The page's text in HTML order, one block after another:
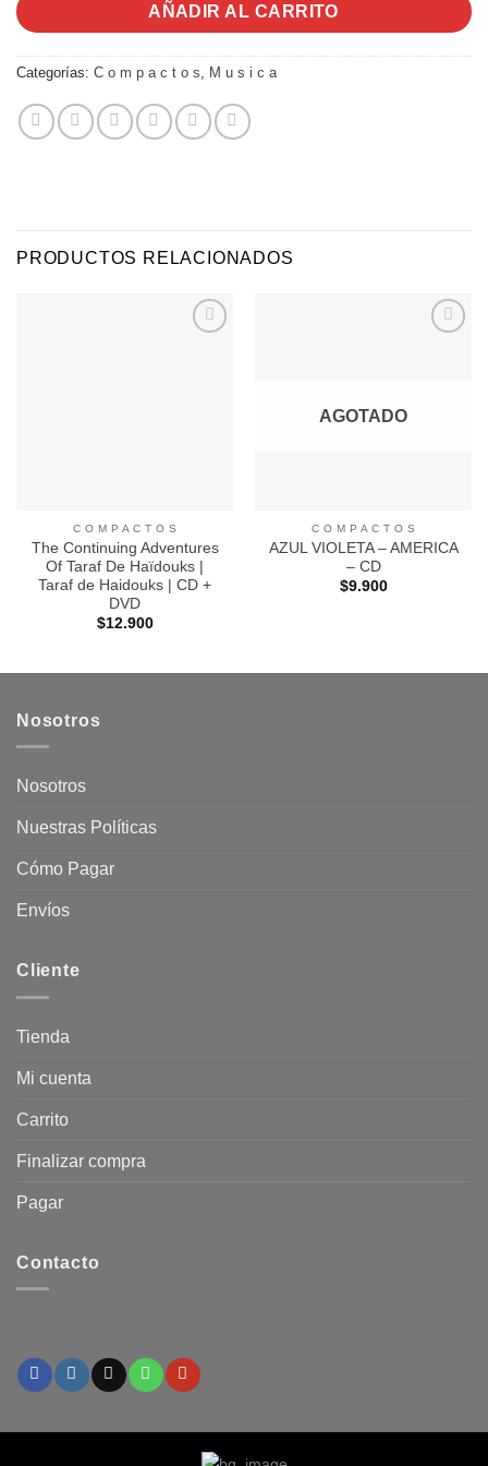
AÑADIR AL CARRITO
Categorías: C o m p a c t o s, M u s i c a
PRODUCTOS RELACIONADOS
C O M P A C T O S
The Continuing Adventures
Of Taraf De Haïdouks |
Taraf de Haidouks | CD +
DVD
$12.900
AGOTADO
C O M P A C T O S
AZUL VIOLETA – AMERICA
– CD
$9.900
Nosotros
Nosotros
Nuestras Políticas
Cómo Pagar
Envíos
Cliente
Tienda
Mi cuenta
Carrito
Finalizar compra
Pagar
Contacto